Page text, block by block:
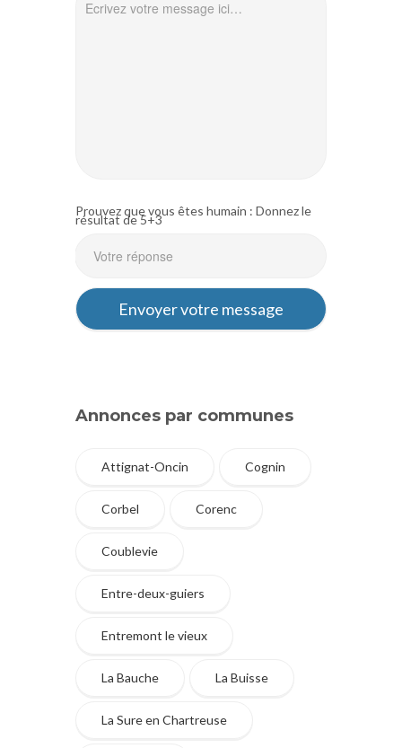
Prouvez que vous êtes humain : Donnez le
résultat de 5+3
Annonces par communes
Attignat-Oncin Cognin
Corbel Corenc
Coublevie
Entre-deux-guiers
Entremont le vieux
La Bauche La Buisse
La Sure en Chartreuse